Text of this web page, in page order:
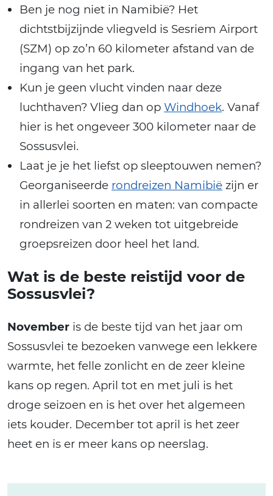
Ben je nog niet in Namibië? Het
dichtstbijzijnde vliegveld is Sesriem Airport
(SZM) op zo’n 60 kilometer afstand van de
ingang van het park.
Kun je geen vlucht vinden naar deze
luchthaven? Vlieg dan op Windhoek. Vanaf
hier is het ongeveer 300 kilometer naar de
Sossusvlei.
Laat je je het liefst op sleeptouwen nemen?
Georganiseerde rondreizen Namibië zijn er
in allerlei soorten en maten: van compacte
rondreizen van 2 weken tot uitgebreide
groepsreizen door heel het land.
Wat is de beste reistijd voor de
Sossusvlei?
November is de beste tijd van het jaar om
Sossusvlei te bezoeken vanwege een lekkere
warmte, het felle zonlicht en de zeer kleine
kans op regen. April tot en met juli is het
droge seizoen en is het over het algemeen
iets kouder. December tot april is het zeer
heet en is er meer kans op neerslag.